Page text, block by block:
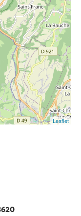
Leaflet